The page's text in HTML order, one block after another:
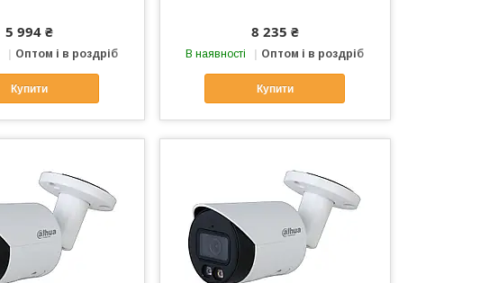
5 994 ₴
Оптом і в роздріб
Купити
8 235 ₴
В наявності Оптом і в роздріб
Купити